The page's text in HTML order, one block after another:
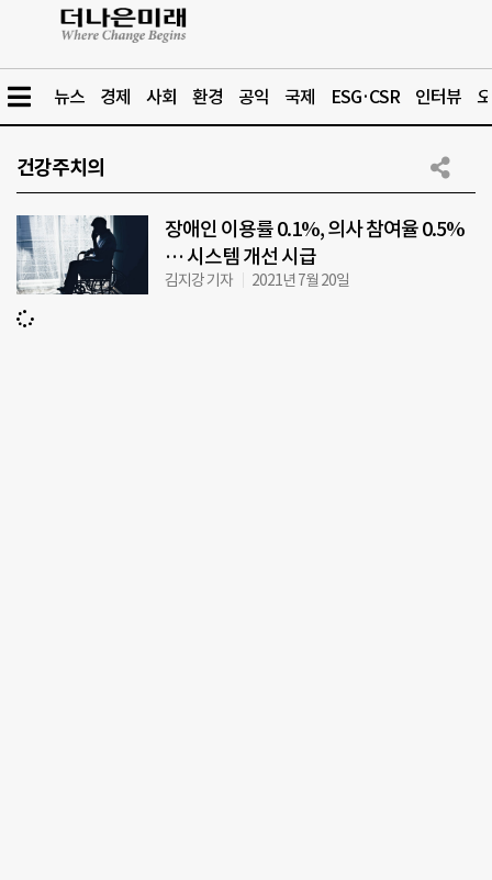
뉴스 경제 사회 환경 공익 국제 ESG·CSR 인터뷰
건강주치의
장애인 이용률 0.1%, 의사 참여율 0.5%
… 시스템 개선 시급
김지강 기자 2021년 7월 20일